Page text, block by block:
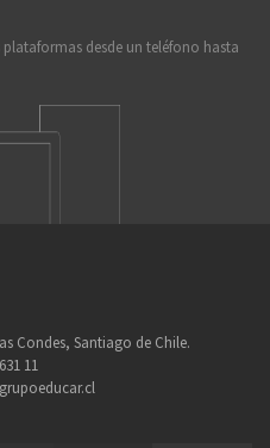
desde un teléfono hasta
Condes, Santiago de Chile.
11